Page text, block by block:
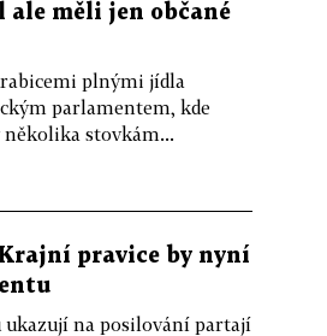
ale měli jen občané
plnými jídla
parlamentem, kde
stovkám...
pravice by nyní
ukazují na posilování partají